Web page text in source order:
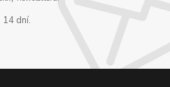
14 dní.